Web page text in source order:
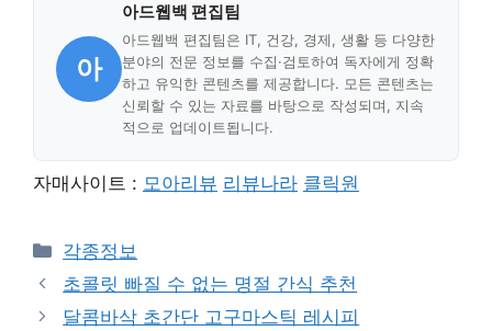
아
아드웹백 편집팀
아드웹백 편집팀은 IT, 건강, 경제, 생활 등 다양한
분야의 전문 정보를 수집·검토하여 독자에게 정확
하고 유익한 콘텐츠를 제공합니다. 모든 콘텐츠는
신뢰할 수 있는 자료를 바탕으로 작성되며, 지속
적으로 업데이트됩니다.
자매사이트 : 모아리뷰 리뷰나라 클릭원
Categories
각종정보
초콜릿 빠질 수 없는 명절 간식 추천
달콤바삭 초간단 고구마스틱 레시피